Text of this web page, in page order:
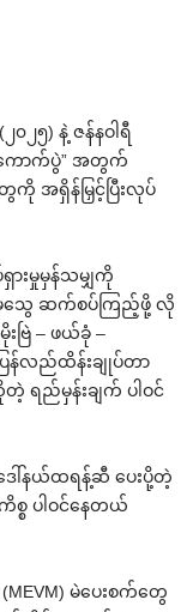
၂၅) နဲ့ ဇန်နဝါရီ
ကောက်ပွဲ” အတွက်
တွေကို အရှိန်မြှင့်ပြီးလုပ်
းမှုမှန်သမျှကို
သွေ ဆက်စပ်ကြည့်ဖို့ လို
ဗြဲ – ဖယ်ခုံ –
န်လည်ထိန်းချုပ်တာ
ရည်မှန်းချက် ပါဝင်
ါ်နယ်ထရန့်ဆီ ပေးပို့တဲ့
စ ပါဝင်နေတယ်
(MEVM) မဲပေးစက်တွေ